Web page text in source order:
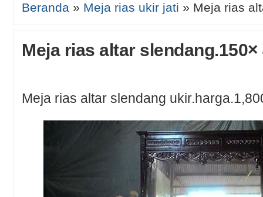
Beranda » Meja rias ukir jati » Meja rias
Meja rias altar slendang.150×
Meja rias altar slendang